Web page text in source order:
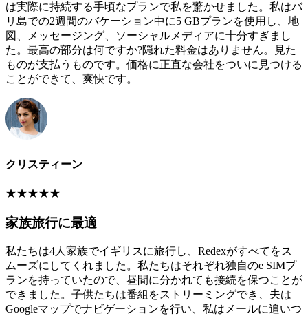
は実際に持続する手頃なプランで私を驚かせました。私はバ
リ島での2週間のバケーション中に5 GBプランを使用し、地
図、メッセージング、ソーシャルメディアに十分すぎまし
た。最高の部分は何ですか?隠れた料金はありません。見た
ものが支払うものです。価格に正直な会社をついに見つける
ことができて、爽快です。
クリスティーン
★★★★★
家族旅行に最適
私たちは4人家族でイギリスに旅行し、Redexがすべてをス
ムーズにしてくれました。私たちはそれぞれ独自のe SIMプ
ランを持っていたので、昼間に分かれても接続を保つことが
できました。子供たちは番組をストリーミングでき、夫は
Googleマップでナビゲーションを行い、私はメールに追いつ